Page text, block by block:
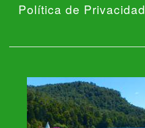
Política de Privacidad